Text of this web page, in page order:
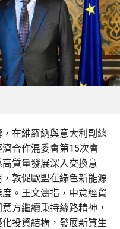
在維羅納與意大利副總
合作混委會第15次會
質量發展深入交換意
敦促歐盟在綠色新能源
。王文濤指，中意經貿
方繼續秉持絲路精神，
投資結構，發展新質生